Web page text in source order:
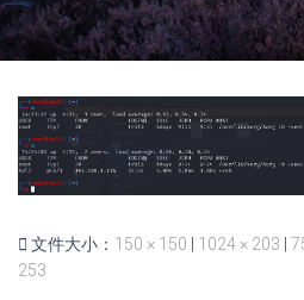
文件大小： 150 × 150 1024 × 203
253